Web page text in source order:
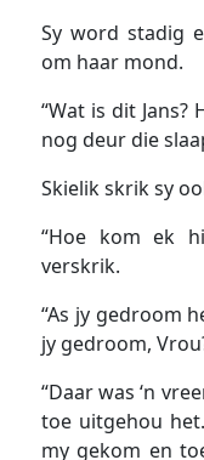
Sy word stadig
om haar mond.
“Wat is dit Jans?
nog deur die
Skielik skrik sy
“Hoe kom ek
verskrik.
“As jy gedroom
jy gedroom,
“Daar was ‘n
toe uitgehou
my gekom en